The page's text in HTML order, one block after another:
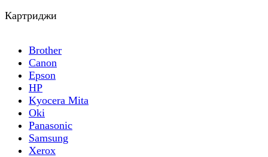
Картриджи
Brother
Canon
Epson
HP
Kyocera Mita
Oki
Panasonic
Samsung
Xerox